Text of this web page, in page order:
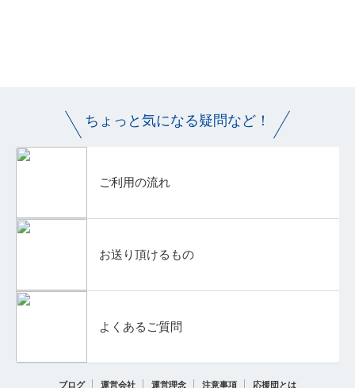
ちょっと気になる疑問など！
ご利用の流れ
お送り頂けるもの
よくあるご質問
ブログ 運営会社 運営理念 注意事項 応援団とは